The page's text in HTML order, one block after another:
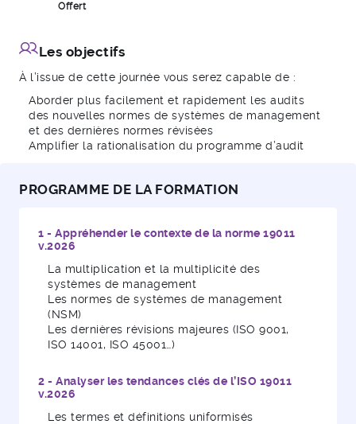
Offert
Les objectifs
À l’issue de cette journée vous serez capable de :
Aborder plus facilement et rapidement les audits
des nouvelles normes de systèmes de management
et des dernières normes révisées
Amplifier la rationalisation du programme d’audit
PROGRAMME DE LA FORMATION
1 - Appréhender le contexte de la norme 19011
v.2026
La multiplication et la multiplicité des
systèmes de management
Les normes de systèmes de management
(NSM)
Les dernières révisions majeures (ISO 9001,
ISO 14001, ISO 45001…)
2 - Analyser les tendances clés de l’ISO 19011
v.2026
Les termes et définitions uniformisés